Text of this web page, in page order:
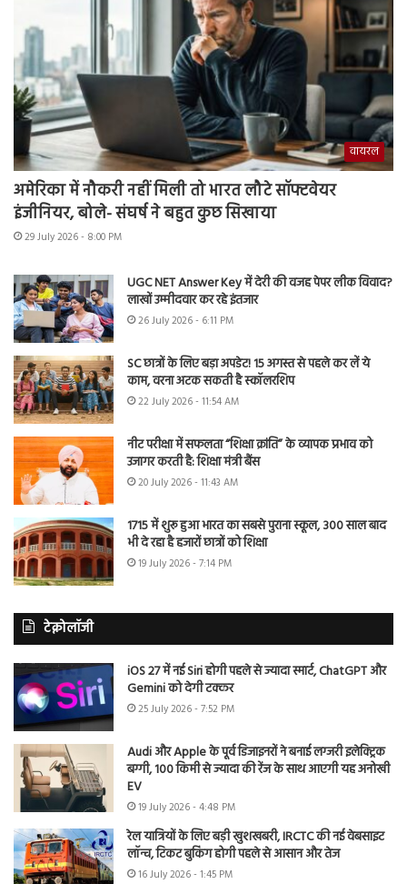
वायरल
अमेरिका में नौकरी नहीं मिली तो भारत लौटे सॉफ्टवेयर
इंजीनियर, बोले- संघर्ष ने बहुत कुछ सिखाया
29 July 2026 - 8:00 PM
UGC NET Answer Key में देरी की वजह पेपर लीक विवाद?
लाखों उम्मीदवार कर रहे इंतजार
26 July 2026 - 6:11 PM
SC छात्रों के लिए बड़ा अपडेट! 15 अगस्त से पहले कर लें ये
काम, वरना अटक सकती है स्कॉलरशिप
22 July 2026 - 11:54 AM
नीट परीक्षा में सफलता “शिक्षा क्रांति” के व्यापक प्रभाव को
उजागर करती है: शिक्षा मंत्री बैंस
20 July 2026 - 11:43 AM
1715 में शुरू हुआ भारत का सबसे पुराना स्कूल, 300 साल बाद
भी दे रहा है हजारों छात्रों को शिक्षा
19 July 2026 - 7:14 PM
टेक्नोलॉजी
iOS 27 में नई Siri होगी पहले से ज्यादा स्मार्ट, ChatGPT और
Gemini को देगी टक्कर
25 July 2026 - 7:52 PM
Audi और Apple के पूर्व डिजाइनरों ने बनाई लग्जरी इलेक्ट्रिक
बग्गी, 100 किमी से ज्यादा की रेंज के साथ आएगी यह अनोखी
EV
19 July 2026 - 4:48 PM
रेल यात्रियों के लिए बड़ी खुशखबरी, IRCTC की नई वेबसाइट
लॉन्च, टिकट बुकिंग होगी पहले से आसान और तेज
16 July 2026 - 1:45 PM